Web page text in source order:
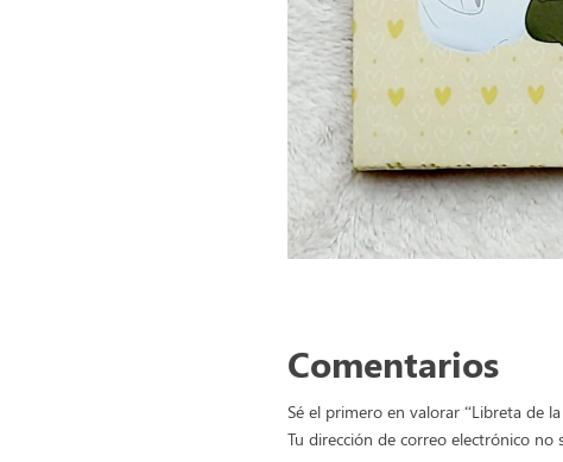
Comentarios
Sé el primero en valorar “Libreta de la
Tu dirección de correo electrónico no